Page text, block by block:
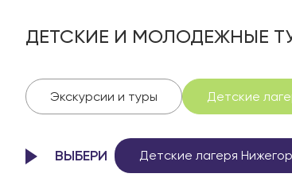
ДЕТСКИЕ И МОЛОДЕЖНЫЕ
Экскурсии и туры Детские
ВЫБЕРИ Детские лагеря